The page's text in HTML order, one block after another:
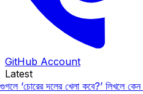
GitHub Account
Latest
‘চোরের দলের খেলা কবে?’ লিখলে কেন